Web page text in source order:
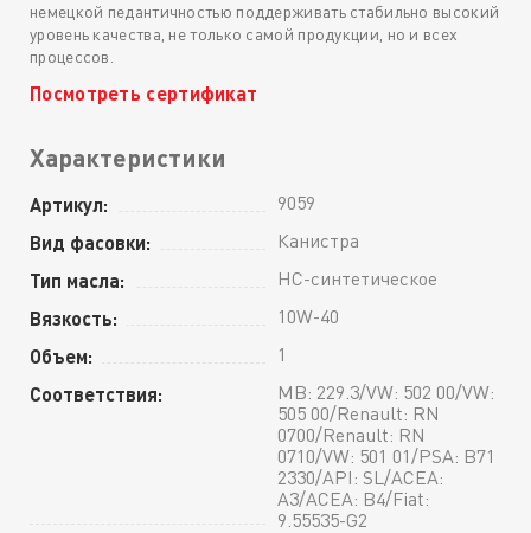
немецкой педантичностью поддерживать стабильно высокий
уровень качества, не только самой продукции, но и всех
процессов.
Посмотреть сертификат
Характеристики
Артикул: 9059
Вид фасовки: Канистра
Тип масла: HC-синтетическое
Вязкость: 10W-40
Объем: 1
Соответствия:
MB: 229.3/VW: 502 00/VW:
505 00/Renault: RN
0700/Renault: RN
0710/VW: 501 01/PSA: B71
2330/API: SL/ACEA:
A3/ACEA: B4/Fiat:
9.55535-G2